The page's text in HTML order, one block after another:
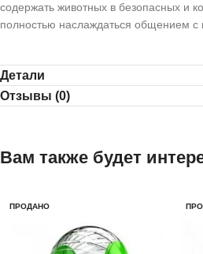
содержать животных в безопасных и
полностью наслаждаться общением с
Детали
Отзывы (0)
Вам также будет
ПРОДАНО